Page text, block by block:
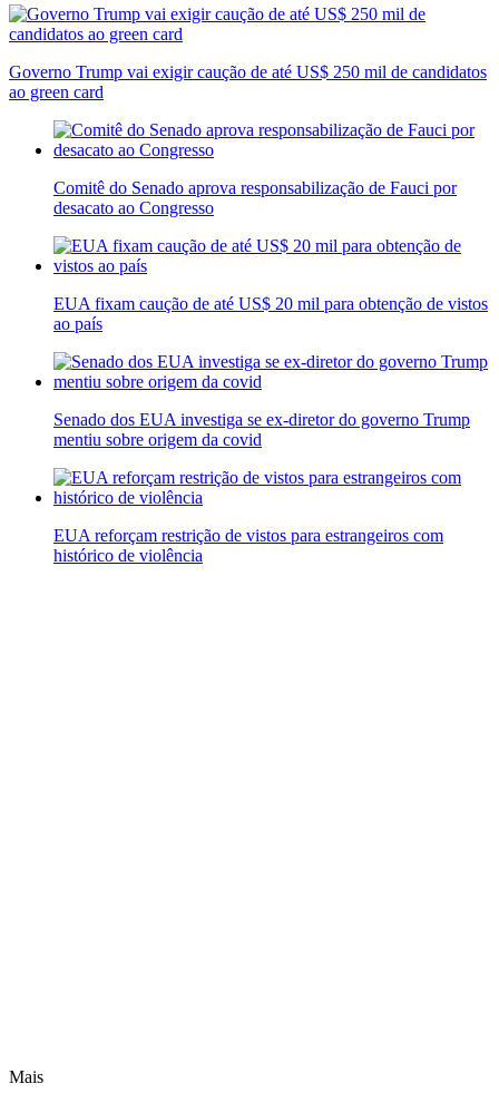
Governo Trump vai exigir caução de até US$ 250 mil de candidatos
ao green card
Comitê do Senado aprova responsabilização de Fauci por
desacato ao Congresso
EUA fixam caução de até US$ 20 mil para obtenção de vistos
ao país
Senado dos EUA investiga se ex-diretor do governo Trump
mentiu sobre origem da covid
EUA reforçam restrição de vistos para estrangeiros com
histórico de violência
Mais